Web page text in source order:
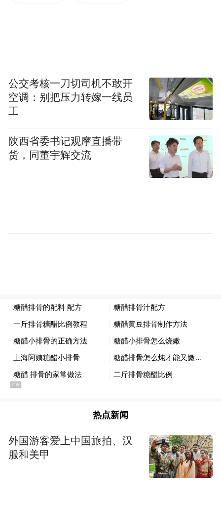
公交考核一刀切司机不敢开
空调：别把压力转嫁一线员
工
陕西省委书记观摩直播带
货，同董宇辉交流
热点新闻
外国游客爱上中国旅拍、汉
服和美甲